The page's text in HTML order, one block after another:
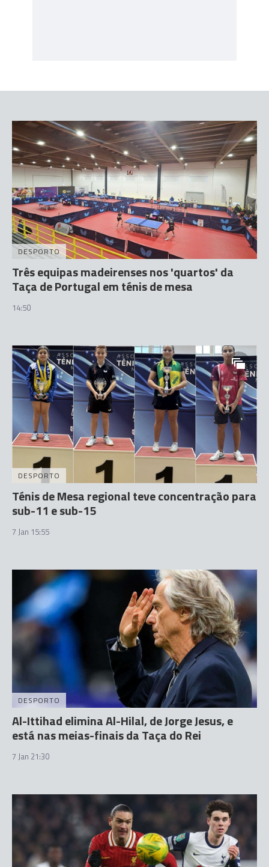
DESPORTO
Três equipas madeirenses nos 'quartos' da
Taça de Portugal em ténis de mesa
14:50
DESPORTO
Ténis de Mesa regional teve concentração para
sub-11 e sub-15
7 Jan 15:55
DESPORTO
Al-Ittihad elimina Al-Hilal, de Jorge Jesus, e
está nas meias-finais da Taça do Rei
7 Jan 21:30